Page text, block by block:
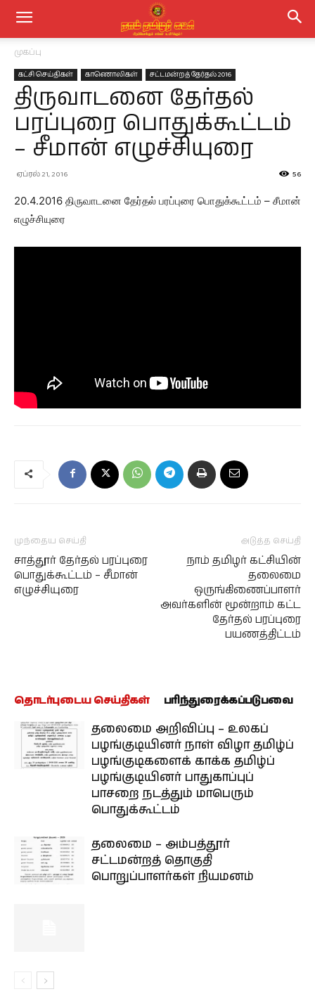
முகப்பு
கட்சி செய்திகள் காணொலிகள் சட்டமன்றத் தேர்தல் 2016
திருவாடனை தேர்தல்
பரப்புரை பொதுக்கூட்டம்
– சீமான் எழுச்சியுரை
ஏப்ரல் 21, 2016 56
20.4.2016 திருவாடனை தேர்தல் பரப்புரை பொதுக்கூட்டம் – சீமான்
எழுச்சியுரை
முந்தைய செய்தி
சாத்தூர் தேர்தல் பரப்புரை
பொதுக்கூட்டம் – சீமான்
எழுச்சியுரை
அடுத்த செய்தி
நாம் தமிழர் கட்சியின்
தலைமை
ஒருங்கிணைப்பாளர்
அவர்களின் மூன்றாம் கட்ட
தேர்தல் பரப்புரை
பயணத்திட்டம்
தொடர்புடைய செய்திகள் பரிந்துரைக்கப்படுபவை
தலைமை அறிவிப்பு – உலகப்
பழங்குடியினர் நாள் விழா தமிழ்ப்
பழங்குடிகளைக் காக்க தமிழ்ப்
பழங்குடியினர் பாதுகாப்புப்
பாசறை நடத்தும் மாபெரும்
பொதுக்கூட்டம்
தலைமை – அம்பத்தூர்
சட்டமன்றத் தொகுதி
பொறுப்பாளர்கள் நியமனம்